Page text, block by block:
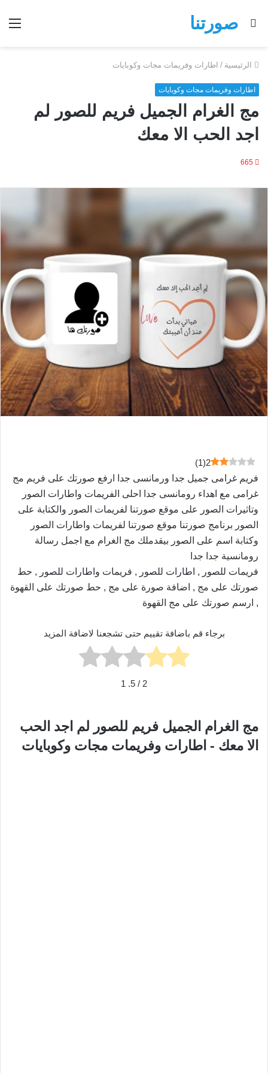
صورتنا
بحث
الرئيسية / اطارات وفريمات مجات وكوبايات
اطارات وفريمات مجات وكوبايات
مج الغرام الجميل فريم للصور لم
اجد الحب الا معك
665
2
(
1
)
فريم غرامى جميل جدا ورمانسى جدا ارفع صورتك على فريم مج
غرامى مع اهداء رومانسى جدا احلى الفريمات واطارات الصور
وتاثيرات الصور على موقع صورتنا لفريمات الصور والكتابة على
الصور برنامج صورتنا موقع صورتنا لفريمات واطارات الصور
وكتابة اسم على الصور بيقدملك مج الغرام مع اجمل رسالة
رومانسية جدا جدا
فريمات للصور , اطارات للصور , فريمات واطارات للصور , حط
صورتك على مج , اضافة صورة على مج , حط صورتك على القهوة
, ارسم صورتك على مج القهوة
برجاء قم باضافة تقييم حتى تشجعنا لاضافة المزيد
2
/ 5.
1
مج الغرام الجميل فريم للصور لم اجد الحب
الا معك - اطارات وفريمات مجات وكوبايات